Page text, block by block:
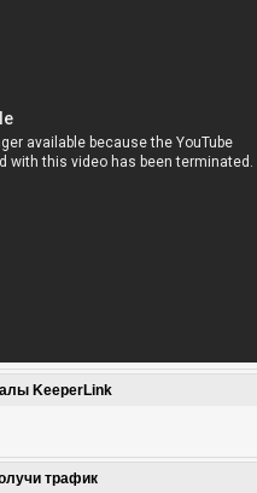
KeeperLink
трафик